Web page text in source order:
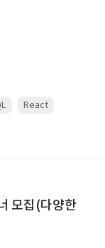
React
모집(다양한